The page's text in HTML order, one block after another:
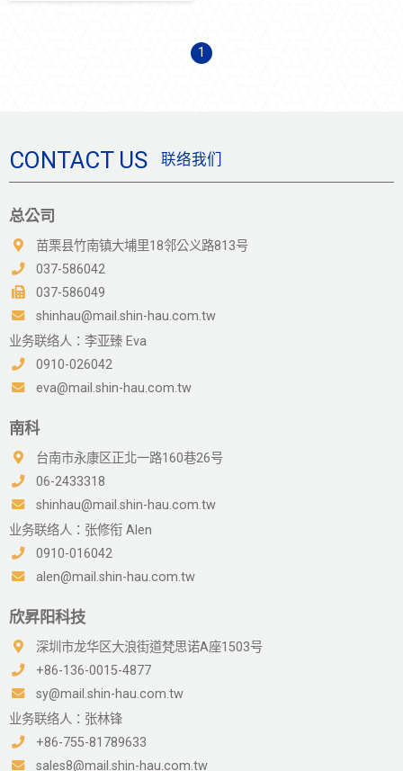
1
CONTACT US 联络我们
总公司
苗栗县竹南镇大埔里18邻公义路813号
037-586042
037-586049
shinhau@mail.shin-hau.com.tw
业务联络人：李亚臻 Eva
0910-026042
eva@mail.shin-hau.com.tw
南科
台南市永康区正北一路160巷26号
06-2433318
shinhau@mail.shin-hau.com.tw
业务联络人：张修衔 Alen
0910-016042
alen@mail.shin-hau.com.tw
欣昇阳科技
深圳市龙华区大浪街道梵思诺A座1503号
+86-136-0015-4877
sy@mail.shin-hau.com.tw
业务联络人：张林锋
+86-755-81789633
sales8@mail.shin-hau.com.tw